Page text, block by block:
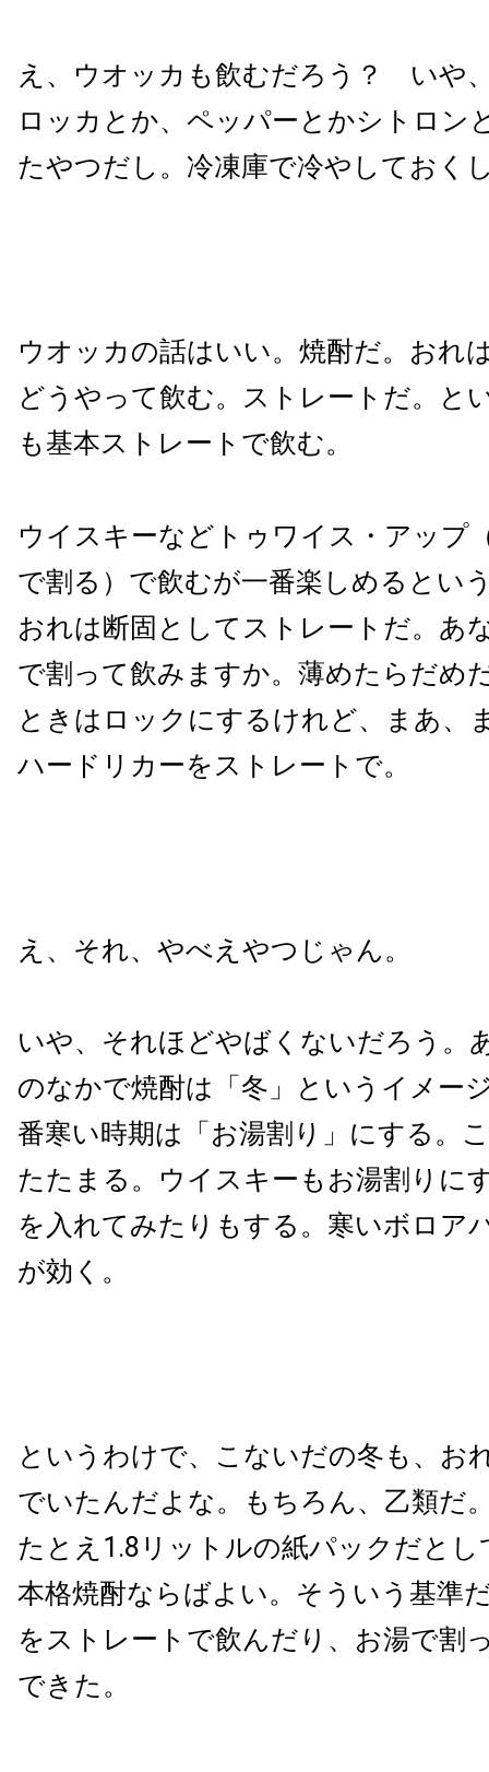
え、ウオッカも飲むだろう？ いや
ロッカとか、ペッパーとかシトロン
たやつだし。冷凍庫で冷やしておく
ウオッカの話はいい。焼酎だ。おれ
どうやって飲む。ストレートだ。と
も基本ストレートで飲む。
ウイスキーなどトゥワイス・アップ
で割る）で飲むが一番楽しめるとい
おれは断固としてストレートだ。あ
で割って飲みますか。薄めたらだめ
ときはロックにするけれど、まあ、
ハードリカーをストレートで。
え、それ、やべえやつじゃん。
いや、それほどやばくないだろう。
のなかで焼酎は「冬」というイメー
番寒い時期は「お湯割り」にする。
たたまる。ウイスキーもお湯割りに
を入れてみたりもする。寒いボロア
が効く。
というわけで、こないだの冬も、お
でいたんだよな。もちろん、乙類だ
たとえ1.8リットルの紙パックだと
本格焼酎ならばよい。そういう基準
をストレートで飲んだり、お湯で割
できた。